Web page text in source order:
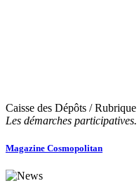
Caisse des Dépôts / Rubrique
Les démarches participatives.
Magazine Cosmopolitan